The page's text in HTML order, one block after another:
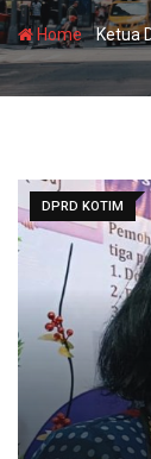
Home-Ketua
DPRD KOTIM